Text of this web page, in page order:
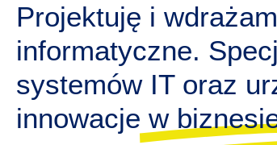
Projektuję i
informatyczne.
systemów IT oraz
innowacje w